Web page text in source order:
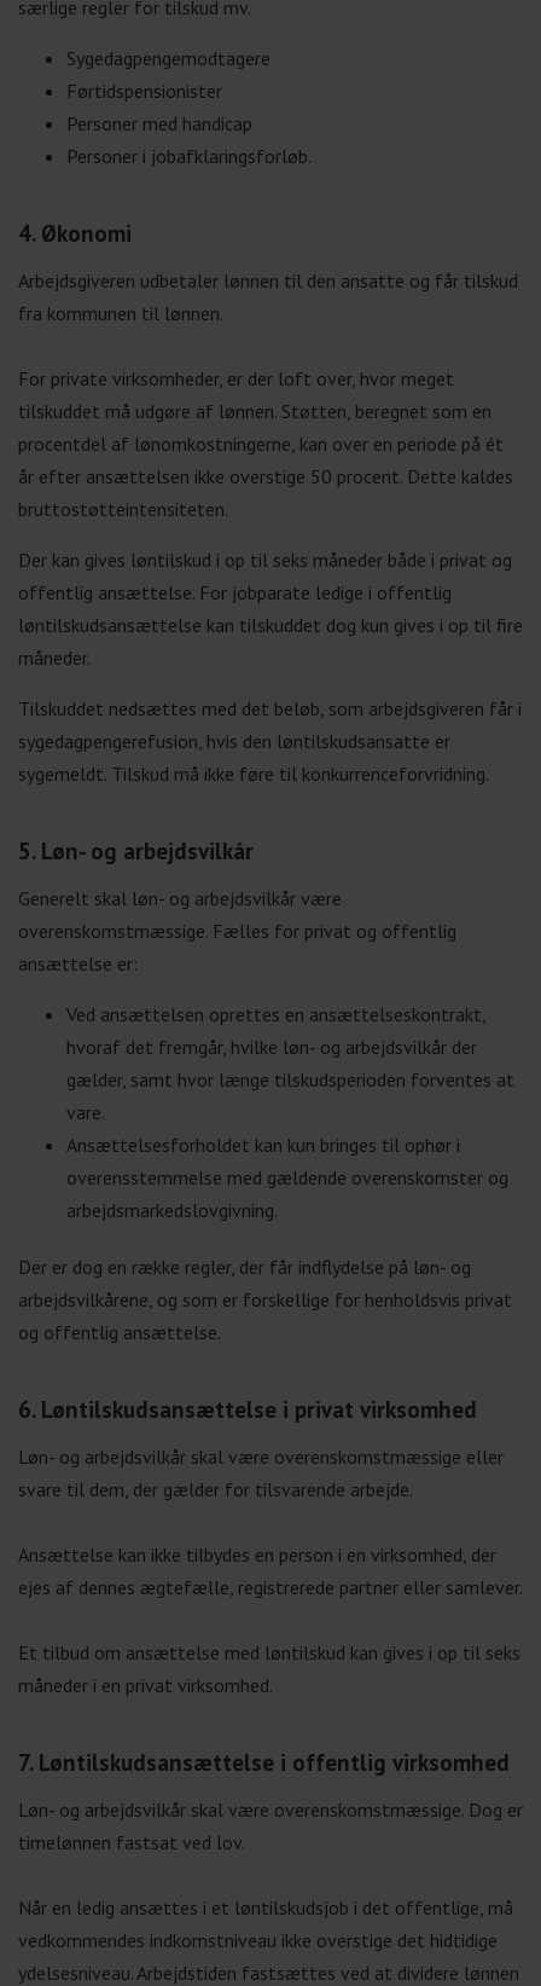
særlige regler for tilskud mv.
Sygedagpengemodtagere
Førtidspensionister
Personer med handicap
Personer i jobafklaringsforløb.
4. Økonomi
Arbejdsgiveren udbetaler lønnen til den ansatte og får tilskud
fra kommunen til lønnen.
For private virksomheder, er der loft over, hvor meget
tilskuddet må udgøre af lønnen. Støtten, beregnet som en
procentdel af lønomkostningerne, kan over en periode på ét
år efter ansættelsen ikke overstige 50 procent. Dette kaldes
bruttostøtteintensiteten.
Der kan gives løntilskud i op til seks måneder både i privat og
offentlig ansættelse. For jobparate ledige i offentlig
løntilskudsansættelse kan tilskuddet dog kun gives i op til fire
måneder.
Tilskuddet nedsættes med det beløb, som arbejdsgiveren får i
sygedagpengerefusion, hvis den løntilskudsansatte er
sygemeldt. Tilskud må ikke føre til konkurrenceforvridning.
5. Løn- og arbejdsvilkår
Generelt skal løn- og arbejdsvilkår være
overenskomstmæssige. Fælles for privat og offentlig
ansættelse er:
Ved ansættelsen oprettes en ansættelseskontrakt,
hvoraf det fremgår, hvilke løn- og arbejdsvilkår der
gælder, samt hvor længe tilskudsperioden forventes at
vare.
Ansættelsesforholdet kan kun bringes til ophør i
overensstemmelse med gældende overenskomster og
arbejdsmarkedslovgivning.
Der er dog en række regler, der får indflydelse på løn- og
arbejdsvilkårene, og som er forskellige for henholdsvis privat
og offentlig ansættelse.
6. Løntilskudsansættelse i privat virksomhed
Løn- og arbejdsvilkår skal være overenskomstmæssige eller
svare til dem, der gælder for tilsvarende arbejde.
Ansættelse kan ikke tilbydes en person i en virksomhed, der
ejes af dennes ægtefælle, registrerede partner eller samlever.
Et tilbud om ansættelse med løntilskud kan gives i op til seks
måneder i en privat virksomhed.
7. Løntilskudsansættelse i offentlig virksomhed
Løn- og arbejdsvilkår skal være overenskomstmæssige. Dog er
timelønnen fastsat ved lov.
Når en ledig ansættes i et løntilskudsjob i det offentlige, må
vedkommendes indkomstniveau ikke overstige det hidtidige
ydelsesniveau. Arbejdstiden fastsættes ved at dividere lønnen